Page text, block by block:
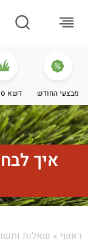
מבצעי החודש דשא
איך
ראשי » שאלות